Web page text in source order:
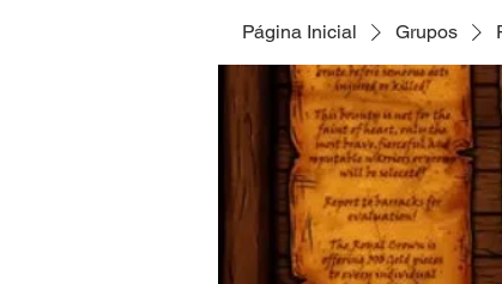
Página Inicial Grupos